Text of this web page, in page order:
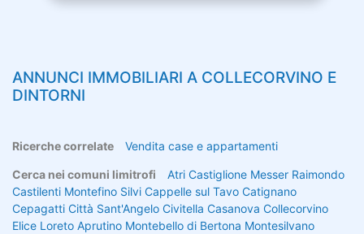
ANNUNCI IMMOBILIARI A COLLECORVINO E
DINTORNI
Ricerche correlate Vendita case e appartamenti
Cerca nei comuni limitrofi Atri Castiglione Messer Raimondo
Castilenti Montefino Silvi Cappelle sul Tavo Catignano
Cepagatti Città Sant'Angelo Civitella Casanova Collecorvino
Elice Loreto Aprutino Montebello di Bertona Montesilvano